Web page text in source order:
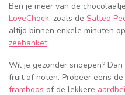
Ben je meer van de
LoveChock, zoals de Salted
altijd binnen enkele minuten
zeebanket.
Wil je gezonder snoepen?
fruit of noten. Probeer eens
framboos of de lekkere